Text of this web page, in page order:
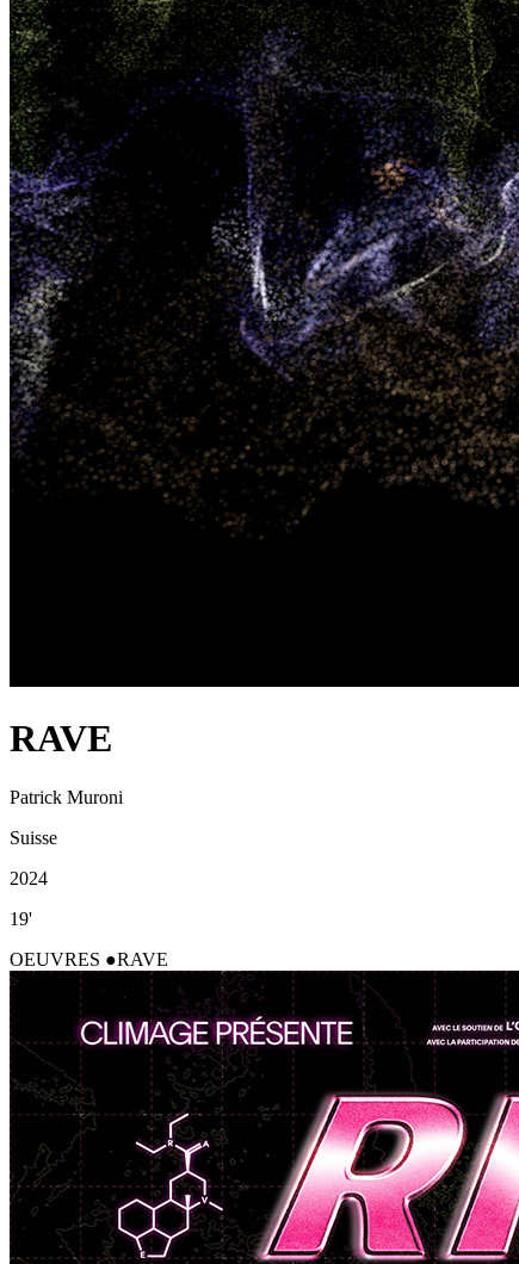
RAVE
Patrick Muroni
Suisse
2024
19'
OEUVRES
RAVE